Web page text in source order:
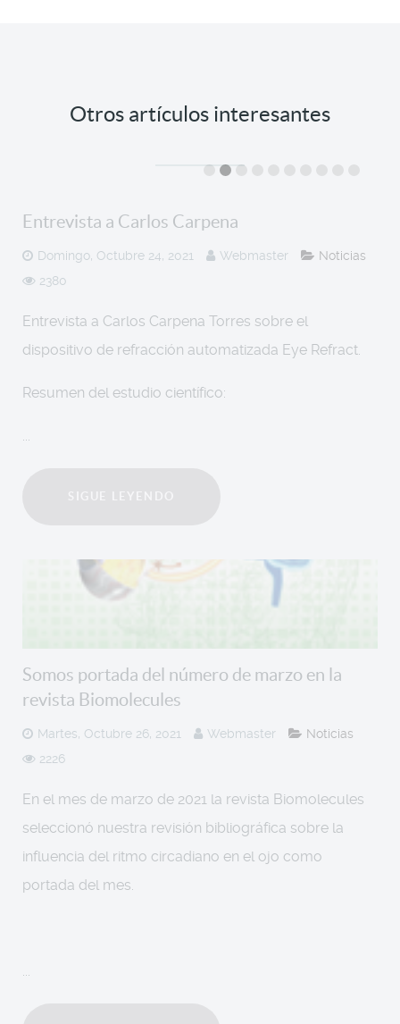
Otros artículos interesantes
Entrevista a Carlos Carpena
Domingo, Octubre 24, 2021 Webmaster
Noticias
2380
Entrevista a Carlos Carpena Torres sobre el
dispositivo de refracción automatizada Eye Refract.
Resumen del estudio científico:
Somos portada del número de marzo en la
revista Biomolecules
Martes, Octubre 26, 2021 Webmaster
Noticias
2226
En el mes de marzo de 2021 la revista Biomolecules
seleccionó nuestra revisión bibliográfica sobre la
influencia del ritmo circadiano en el ojo como
portada del mes.